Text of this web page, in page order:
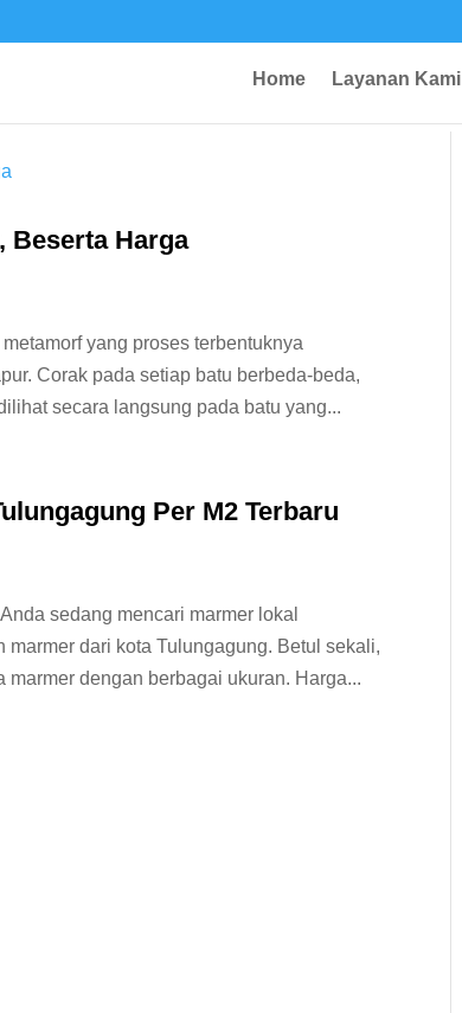
Home Layanan Kami
Beserta Harga
yang proses terbentuknya
Corak pada setiap batu berbeda-beda,
secara langsung pada batu yang...
Per M2 Terbaru
sedang mencari marmer lokal
dari kota Tulungagung. Betul sekali,
dengan berbagai ukuran. Harga...